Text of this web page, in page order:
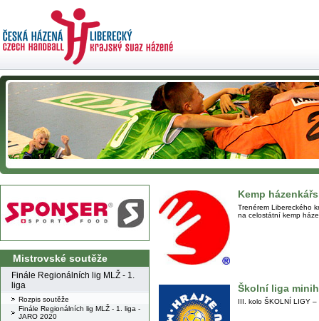
Mistrovské soutěže
Finále Regionálních lig MLŽ - 1.
liga
Rozpis soutěže
Finále Regionálních lig MLŽ - 1. liga -
JARO 2020
Kemp
Trenérem Libereckého
na celostátní kemp
Školní liga
III. kolo ŠKOLNÍ LIGY